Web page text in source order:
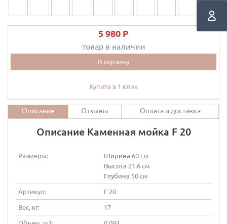
5 980 P
товар в наличии
В корзину
Купить в 1 клик
Описание Отзывы Оплата и доставка
Описание Каменная мойка F 20
Размеры: Ширина 60 см
Высота 21.6 см
Глубина 50 см
Артикул:
F 20
Вес, кг:
17